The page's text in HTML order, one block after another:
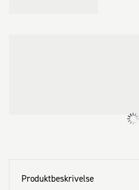
Produktbeskrivelse